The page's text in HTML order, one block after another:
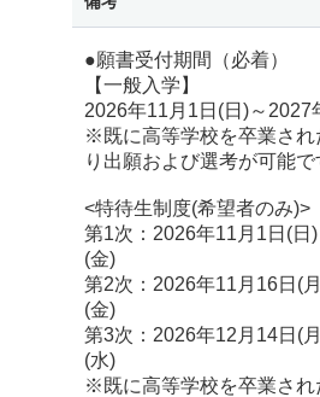
●願書受付期間（必着）
【一般入学】
2026年11月1日(日)～2027
※既に高等学校を卒業され
り出願および選考が可能で
<特待生制度(希望者のみ)>
第1次：2026年11月1日(日
(金)
第2次：2026年11月16日(
(金)
第3次：2026年12月14日(
(水)
※既に高等学校を卒業され